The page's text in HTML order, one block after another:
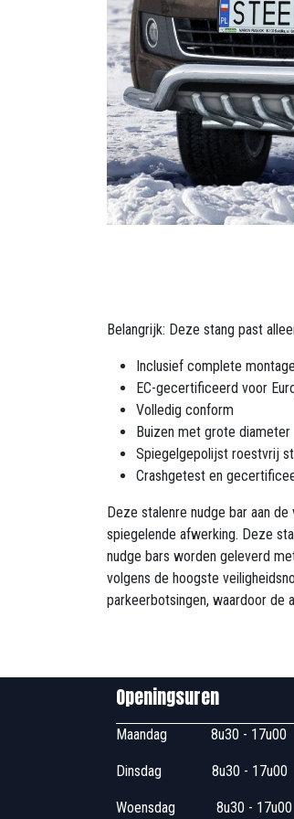
Belangrijk: Deze stang past
Inclusief complete
EC-gecertificeerd voor
Volledig conform
Buizen met grote diameter
Spiegelgepolijst roestvrij
Crashgetest en
Deze stalenre nudge bar aan
spiegelende afwerking. Deze
nudge bars worden geleverd
volgens de hoogste
parkeerbotsingen, waardoor de
Maandag
Dinsdag ​8u30
Woensdag